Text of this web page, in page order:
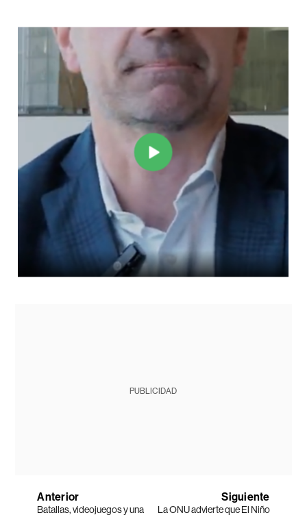
PUBLICIDAD
Anterior
Batallas, videojuegos y una
Siguiente
La ONU advierte que El Niño